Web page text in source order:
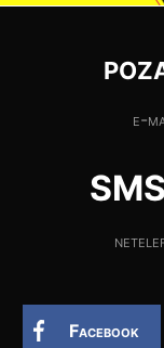
e-
Facebook